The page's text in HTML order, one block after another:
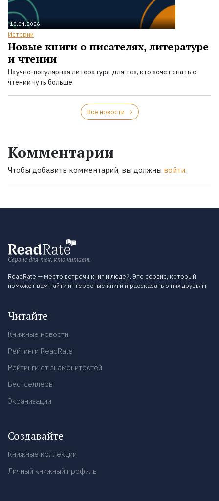
10.04.2026
Истории
Новые книги о писателях, литературе
и чтении
Научно-популярная литература для тех, кто хочет знать о
чтении чуть больше.
Все новости
Комментарии
Чтобы добавить комментарий, вы должны войти.
Сервис для тех, кто читает.
ReadRate — место встречи книг и людей. Это сервис, который
поможет вам найти интересные книги и рассказать о них друзьям.
Читайте
Книжные новости
Рейтинги ReadRate
Рейтинги от знаменитостей
Бестселлеры
Экранизации
Создавайте
Книжные коллекции
Личный книжный профиль